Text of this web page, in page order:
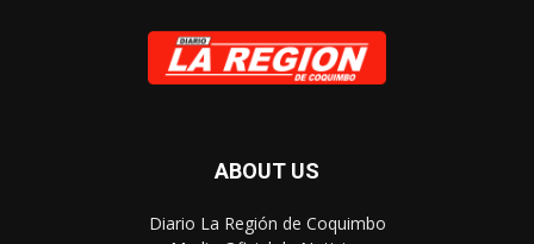
ABOUT US
Diario La Región de Coquimbo